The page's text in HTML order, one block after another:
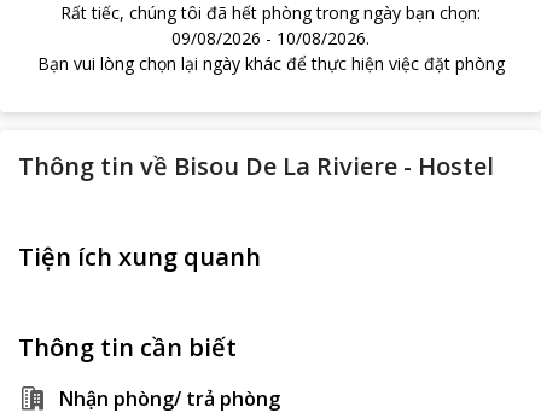
Rất tiếc, chúng tôi đã hết phòng trong ngày bạn chọn:
09/08/2026 - 10/08/2026.
Bạn vui lòng chọn lại ngày khác để thực hiện việc đặt phòng
Thông tin về Bisou De La Riviere - Hostel
Tiện ích xung quanh
Thông tin cần biết
Nhận phòng/ trả phòng